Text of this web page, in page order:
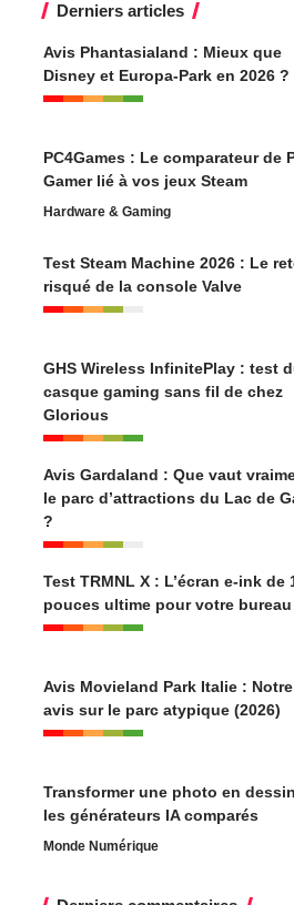
Derniers articles
Avis Phantasialand : Mieux que
Disney et Europa-Park en 2026 ?
PC4Games : Le comparateur de
Gamer lié à vos jeux Steam
Hardware & Gaming
Test Steam Machine 2026 : Le
risqué de la console Valve
GHS Wireless InfinitePlay : test
casque gaming sans fil de chez
Glorious
Avis Gardaland : Que vaut
le parc d’attractions du Lac de
?
Test TRMNL X : L’écran e-ink de
pouces ultime pour votre bureau
Avis Movieland Park Italie : Notre
avis sur le parc atypique (2026)
Transformer une photo en
les générateurs IA comparés
Monde Numérique